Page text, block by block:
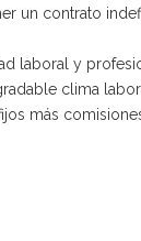
un contrato
laboral y
clima
más